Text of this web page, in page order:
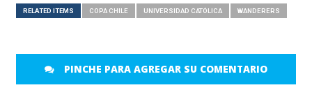
RELATED ITEMS COPA CHILE UNIVERSIDAD CATÓLICA WANDERERS
PINCHE PARA AGREGAR SU COMENTARIO